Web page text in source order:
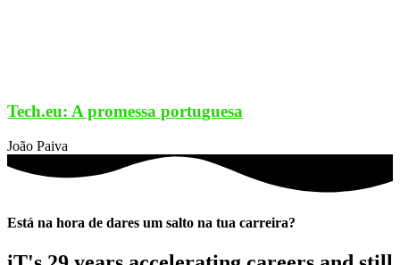
Tech.eu: A promessa portuguesa
João Paiva
Está na hora de dares um salto na tua carreira?